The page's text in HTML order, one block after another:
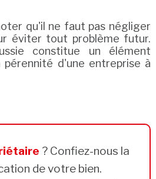
qu'il ne faut pas négliger
éviter tout problème futur.
constitue un élément
pérennité d'une entreprise à
? Confiez-nous la
de votre bien.